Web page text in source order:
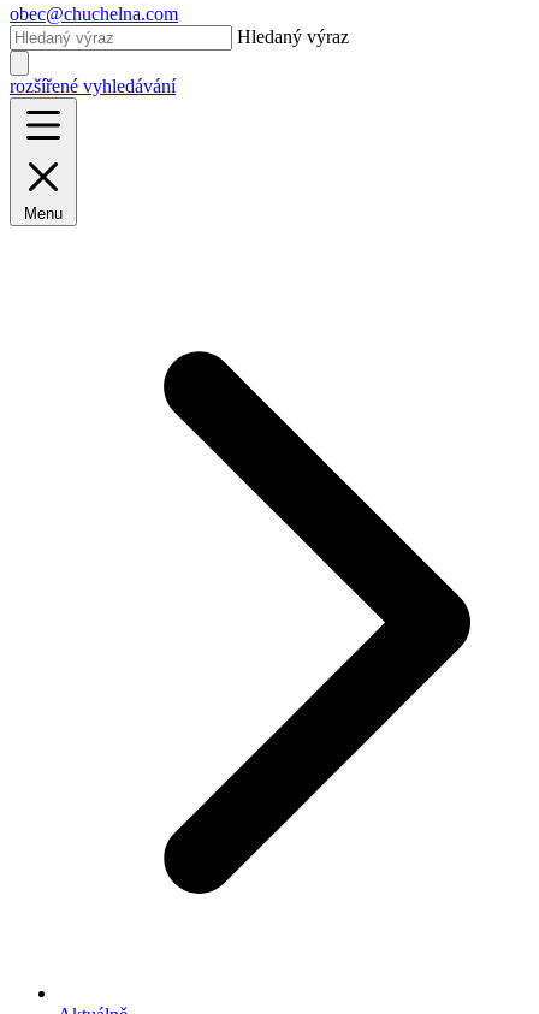
obec@chuchelna.com
Hledaný výraz
rozšířené vyhledávání
Menu